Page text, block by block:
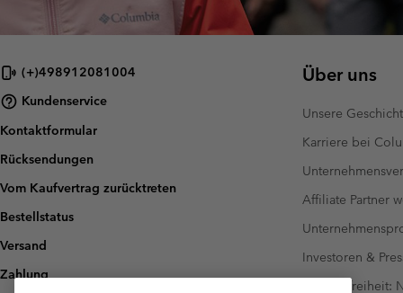
(+)498912081004
Kundenservice
Kontaktformular
Rücksendungen
Vom Kaufvertrag zurücktreten
Bestellstatus
Versand
Zahlung
Über uns
Unsere
Karriere bei
Affiliate Partner
Investoren &
Barrierefreiheit: